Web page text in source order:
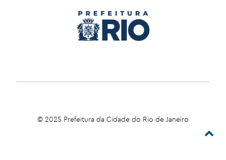
© 2025 Prefeitura da Cidade do Rio de Janeiro